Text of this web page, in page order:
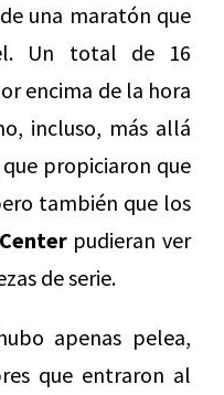
una maratón que
Un total de 16
encima de la hora
incluso, más allá
propiciaron que
también que los
pudieran ver
de serie.
apenas pelea,
que entraron al